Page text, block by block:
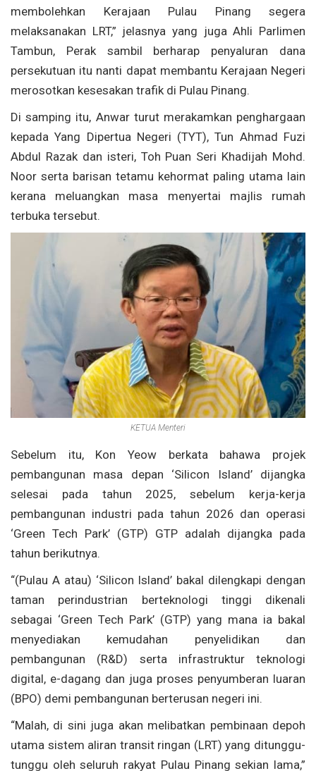
membolehkan Kerajaan Pulau Pinang segera
melaksanakan LRT,” jelasnya yang juga Ahli Parlimen
Tambun, Perak sambil berharap penyaluran dana
persekutuan itu nanti dapat membantu Kerajaan Negeri
merosotkan kesesakan trafik di Pulau Pinang.
Di samping itu, Anwar turut merakamkan penghargaan
kepada Yang Dipertua Negeri (TYT), Tun Ahmad Fuzi
Abdul Razak dan isteri, Toh Puan Seri Khadijah Mohd.
Noor serta barisan tetamu kehormat paling utama lain
kerana meluangkan masa menyertai majlis rumah
terbuka tersebut.
KETUA Menteri
Sebelum itu, Kon Yeow berkata bahawa projek
pembangunan masa depan ‘Silicon Island’ dijangka
selesai pada tahun 2025, sebelum kerja-kerja
pembangunan industri pada tahun 2026 dan operasi
‘Green Tech Park’ (GTP) GTP adalah dijangka pada
tahun berikutnya.
“(Pulau A atau) ‘Silicon Island’ bakal dilengkapi dengan
taman perindustrian berteknologi tinggi dikenali
sebagai ‘Green Tech Park’ (GTP) yang mana ia bakal
menyediakan kemudahan penyelidikan dan
pembangunan (R&D) serta infrastruktur teknologi
digital, e-dagang dan juga proses penyumberan luaran
(BPO) demi pembangunan berterusan negeri ini.
“Malah, di sini juga akan melibatkan pembinaan depoh
utama sistem aliran transit ringan (LRT) yang ditunggu-
tunggu oleh seluruh rakyat Pulau Pinang sekian lama,”